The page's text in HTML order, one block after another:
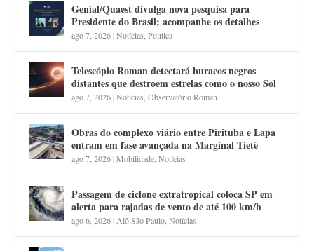
Genial/Quaest divulga nova pesquisa para
Presidente do Brasil; acompanhe os detalhes
ago 7, 2026|Notícias ,Política
Telescópio Roman detectará buracos negros
distantes que destroem estrelas como o nosso Sol
ago 7, 2026|Notícias ,Observatório Roman
Obras do complexo viário entre Pirituba e Lapa
entram em fase avançada na Marginal Tietê
ago 7, 2026|Mobilidade ,Notícias
Passagem de ciclone extratropical coloca SP em
alerta para rajadas de vento de até 100 km/h
ago 6, 2026| Alô São Paulo ,Notícias